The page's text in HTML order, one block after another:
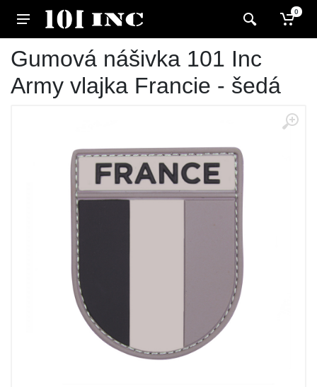
0
Gumová nášivka 101 Inc
Army vlajka Francie - šedá